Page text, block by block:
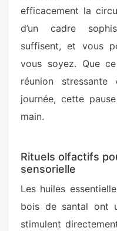
efficacement la
d’un cadre
suffisent, et vous
vous soyez. Que
réunion
journée, cette
main.
Rituels olfactifs
sensorielle
Les huiles
bois de santal ont
stimulent